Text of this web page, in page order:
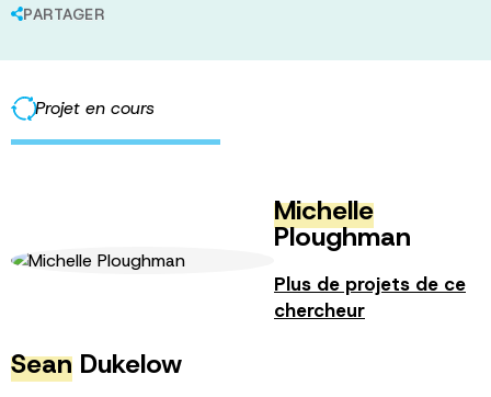
PARTAGER
Projet en cours
Michelle
Ploughman
Plus de projets de ce
chercheur
Sean Dukelow